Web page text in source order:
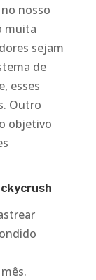
nosso
muita
sejam
de
esses
Outro
objetivo